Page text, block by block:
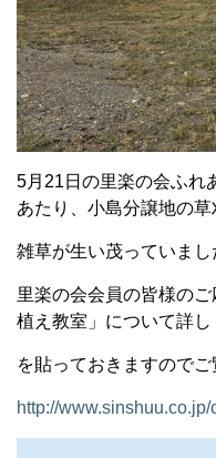
5月21日の里楽の会ふれ
あたり、小島分譲地の草
雑草が生い茂っていまし
里楽の会会員の皆様の
植え教室」について詳
を貼っておきますのでご
http://